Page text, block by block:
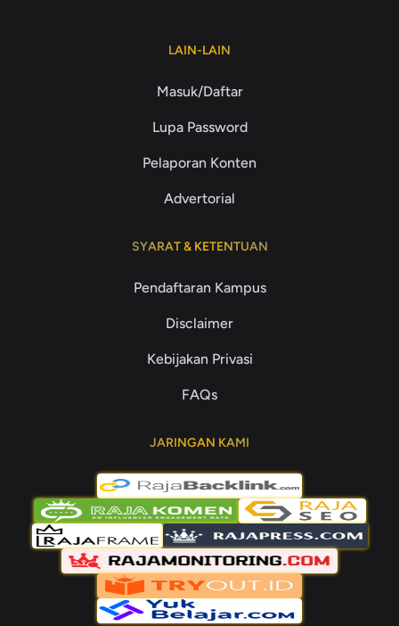
LAIN-LAIN
Masuk/Daftar
Lupa Password
Pelaporan Konten
Advertorial
SYARAT & KETENTUAN
Pendaftaran Kampus
Disclaimer
Kebijakan Privasi
FAQs
JARINGAN KAMI